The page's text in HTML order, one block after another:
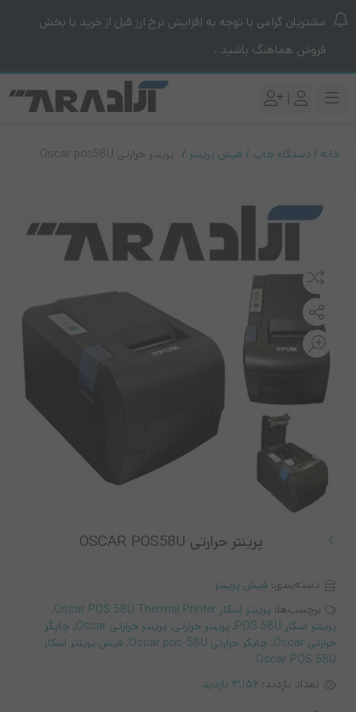
مشتریان گرامی با توجه به افزایش نرخ ارز قبل از خرید با بخش
فروش هماهنگ باشید .
|
خانه دستگاه چاپ فیش پرینتر پرینتر حرارتی Oscar pos58U
مقایسه کنید
پرینتر حرارتی OSCAR POS58U
دسته‌بندی: فیش پرینتر
برچسب‌ها: پرینتر اسکار Oscar POS 58U Thermal Printer
,
پرینتر اسکار POS 58U
, پرینتر حرارتی, پرینتر حرارتی Oscar , چاپگر
حرارتی Oscar
, چاپگر حرارتی Oscar pos-58U , فیش پرینتر اسکار
Oscar POS 58U
تعداد بازدید: 3,156 بازدید